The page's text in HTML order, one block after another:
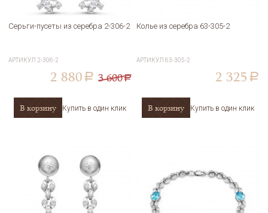
Серьги-пусеты из серебра 2-306-2
АРТИКУЛ 2-306-2
2 880 a 3 600a
В корзину Купить в один клик
Колье из серебра 63-305-2
АРТИКУЛ63-305-2
2 325 a
В корзину Купить в один клик